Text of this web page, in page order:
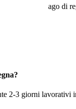
ago di
2-3 giorni